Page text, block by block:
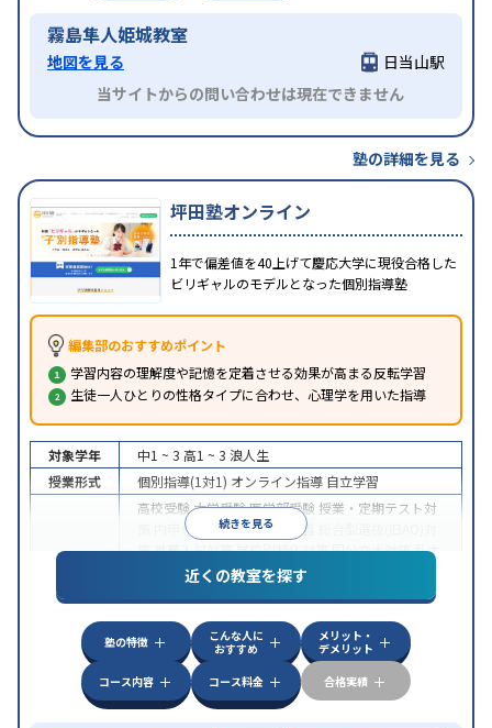
霧島隼人姫城教室
地図を見る
日当山駅
当サイトからの問い合わせは現在できません
塾の詳細を見る
坪田塾オンライン
1年で偏差値を40上げて慶応大学に現役合格した
ビリギャルのモデルとなった個別指導塾
編集部のおすすめポイント
学習内容の理解度や記憶を定着させる効果が高まる反転学習
生徒一人ひとりの性格タイプに合わせ、心理学を用いた指導
続きを見る
対象学年 中1 ~ 3 高1 ~ 3 浪人生
授業形式
個別指導(1対1) オンライン指導 自立学習
高校受験大学受験医学部受験 授業・定期テスト対
内申点対策学習習慣の定着
策推薦入試対策学校別特化対策国公立大対策私大
共通テスト対策英検(英語検定)対策
その
特徴
中高一貫校生に対応授業の振替可能 不登校生に対
学習にPC・タブレットを利用オンライン対応
科目から受講可能季節講習のみの受講可発達障害
の子どもに対応
近くの教室を探す
塾の特徴
こんな人に
おすすめ
メリット・
デメリット
コース内容
コース料金 合格実績